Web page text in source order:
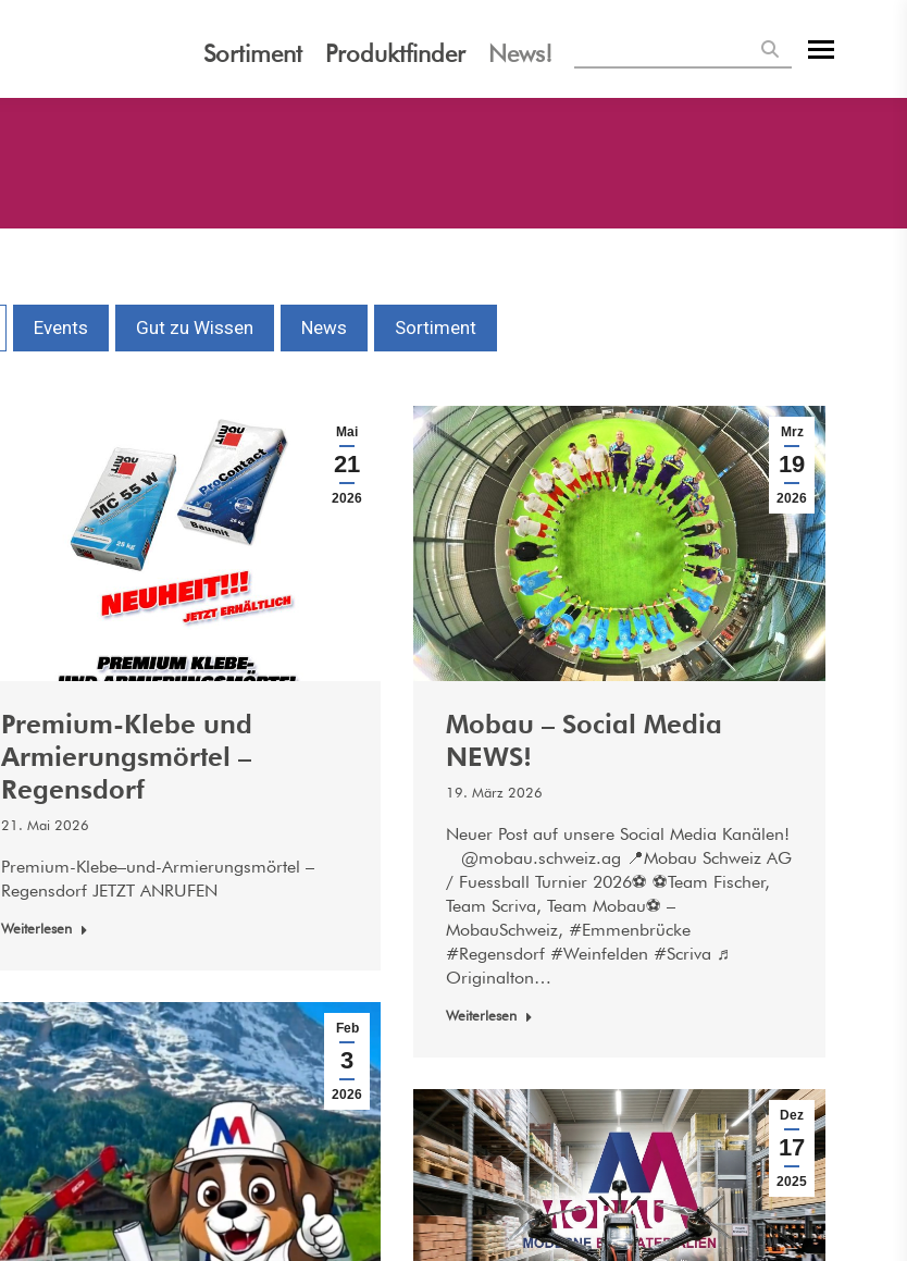
Sortiment Produktfinder News!
Events Gut zu Wissen News Sortiment
Mai
21
2026
Premium-Klebe und
Armierungsmörtel –
Regensdorf
21. Mai 2026
Premium-Klebe–und-Armierungsmörtel –
Regensdorf JETZT ANRUFEN
Weiterlesen
Mrz
19
2026
Mobau – Social Media
NEWS!
19. März 2026
Neuer Post auf unsere Social Media Kanälen!
@mobau.schweiz.ag 📍Mobau Schweiz AG
/ Fuessball Turnier 2026⚽ ⚽Team Fischer,
Team Scriva, Team Mobau⚽ –
MobauSchweiz, #Emmenbrücke
#Regensdorf #Weinfelden #Scriva ♬
Originalton…
Weiterlesen
Feb
3
2026
Dez
17
2025